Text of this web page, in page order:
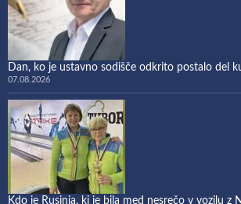
Dan, ko je ustavno sodišče odkrito postalo del
07.08.2026
Kdo je Rusinja, ki je bila med nesrečo v vozilu z